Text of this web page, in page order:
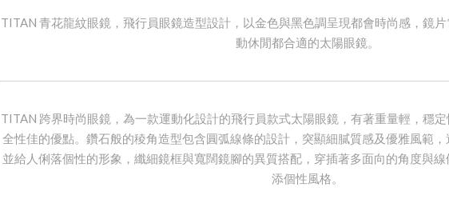
TITAN 青花龍紋眼鏡，飛行員眼鏡造型設計，以金色與黑色調呈現都會時尚感，鏡
動休閒都合適的太陽眼鏡。
TITAN 跨界時尚眼鏡，為一款運動化設計的飛行員款式太陽眼鏡，有著重量輕，穩
全性佳的優點。鑽石般的稜角造型包含圓弧線條的設計，突顯細膩質感及優雅風範，
並給人俐落個性的形象，纖細鏡框與寬闊鏡腳的異質搭配，穿插著多面向的角度與
添個性風格。